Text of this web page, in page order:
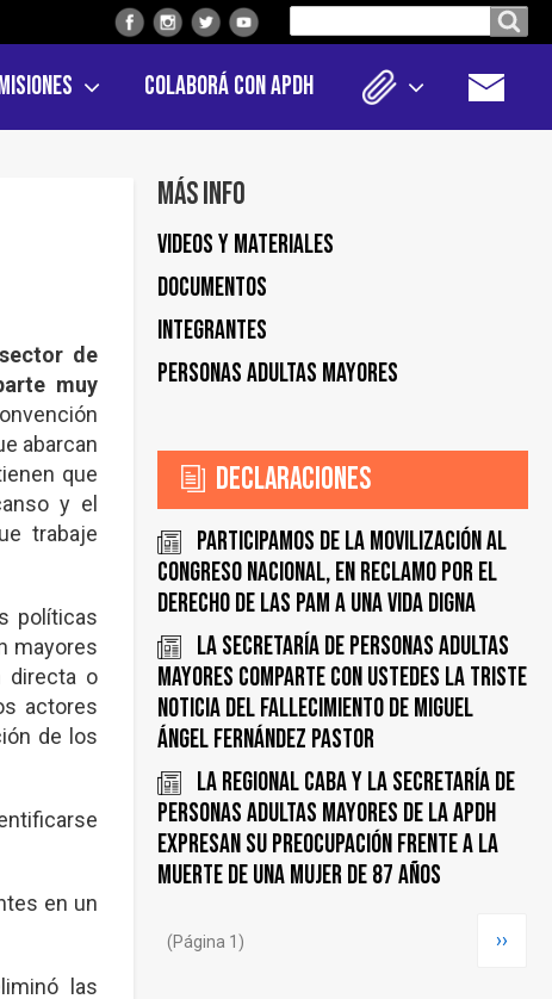
el
sitio
Colaborá con APDH
de
muy
abarcan
que
y el
trabaje
políticas
mayores
directa o
actores
de los
en un
las
Más info
Videos y materiales
Documentos
Integrantes
Personas Adultas Mayores
Declaraciones
Participamos de la movilización al
Congreso Nacional, en reclamo por el
derecho de las PAM a una vida digna
La Secretaría de Personas Adultas
Mayores comparte con ustedes la triste
noticia del fallecimiento de Miguel
Ángel Fernández Pastor
La regional CABA y la Secretaría de
Personas Adultas Mayores de la APDH
expresan su preocupación frente a la
muerte de una mujer de 87 años
(Página 1) ››